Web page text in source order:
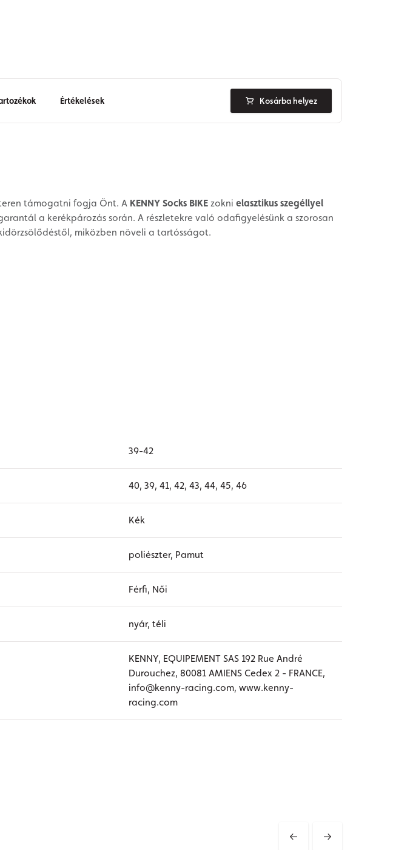
Értékelések Kosárba helyez
támogatni fogja Önt. A KENNY Socks BIKE zokni elasztikus szegéllyel
a kerékpározás során. A részletekre való odafigyelésünk a szorosan
miközben növeli a tartósságot.
39-42
40, 39, 41, 42, 43, 44, 45, 46
Kék
poliészter, Pamut
Férfi, Női
nyár, téli
KENNY, EQUIPEMENT SAS 192 Rue André
Durouchez, 80081 AMIENS Cedex 2 - FRANCE,
info@kenny-racing.com, www.kenny-
racing.com